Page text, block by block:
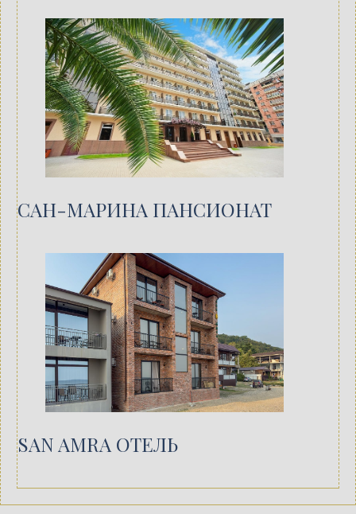
САН-МАРИНА ПАНСИОНАТ
SAN AMRA ОТЕЛЬ